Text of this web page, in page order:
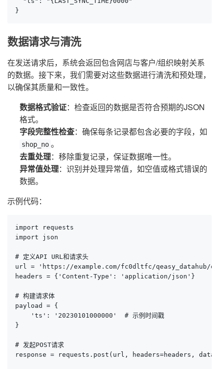
}
数据请求与清洗
在发送请求后，系统会返回包含网店与客户/组织映射关系
的数据。接下来，我们需要对这些数据进行清洗和预处理，
以确保其质量和一致性。
数据格式验证：检查返回的数据是否符合预期的JSON
格式。
字段完整性检查：确保每条记录都包含必要的字段，如
shop_no 。
去重处理：移除重复记录，保证数据唯一性。
异常值处理：识别并处理异常值，如空值或格式错误的
数据。
示例代码：
import requests
import json
# 定义API URL和请求头
url = 'https://example.com/fc0dltfc/qeasy_datahub/
headers = {'Content-Type': 'application/json'}
# 构建请求体
payload = {
    'ts': '20230101000000'  # 示例时间戳
}
# 发起POST请求
response = requests.post(url, headers=headers,